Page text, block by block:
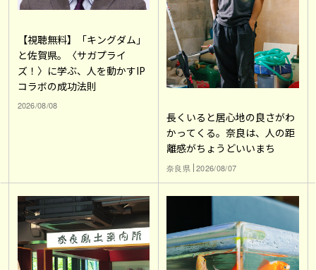
【視聴無料】「キングダム」
と佐賀県。〈サガプライ
ズ！〉に学ぶ、人を動かすIP
コラボの成功法則
2026/08/08
長くいると居心地の良さがわ
かってくる。奈良は、人の距
離感がちょうどいいまち
奈良県 2026/08/07